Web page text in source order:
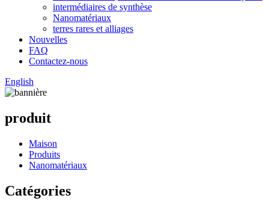
intermédiaires de synthèse
Nanomatériaux
terres rares et alliages
Nouvelles
FAQ
Contactez-nous
English
produit
Maison
Produits
Nanomatériaux
Catégories